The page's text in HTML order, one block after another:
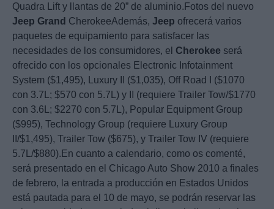
Quadra Lift y llantas de 20” de aluminio.Fotos del nuevo
Jeep Grand CherokeeAdemás, Jeep ofrecerá varios
paquetes de equipamiento para satisfacer las
necesidades de los consumidores, el Cherokee será
ofrecido con los opcionales Electronic Infotainment
System ($1,495), Luxury II ($1,035), Off Road I ($1070
con 3.7L; $570 con 5.7L) y II (requiere Trailer Tow/$1770
con 3.6L; $2270 con 5.7L), Popular Equipment Group
($995), Technology Group (requiere Luxury Group
II/$1,495), Trailer Tow ($675), y Trailer Tow IV (requiere
5.7L/$880).En cuanto a calendario, como os comenté,
será presentado en el Chicago Auto Show 2010 a finales
de febrero, la entrada a producción en Estados Unidos
está pautada para el 10 de mayo, se podrán reservar las